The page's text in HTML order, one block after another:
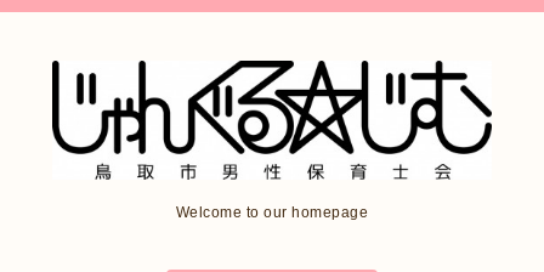
Welcome to our homepage